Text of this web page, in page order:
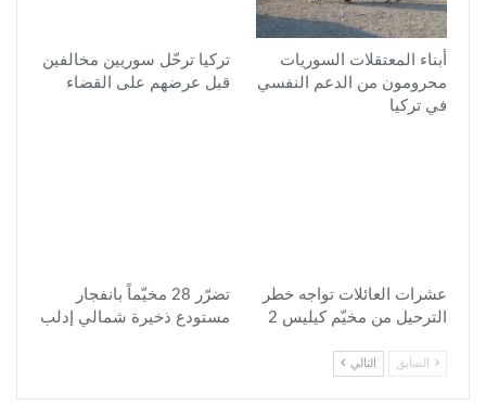
أبناء المعتقلات السوريات
محرومون من الدعم النفسي
في تركيا
تركيا ترحّل سوريين مخالفين
قبل عرضهم على القضاء
عشرات العائلات تواجه خطر
الترحيل من مخيّم كيليس 2
تضرّر 28 مخيّماً بانفجار
مستودع ذخيرة شمالي إدلب
السابق التالي